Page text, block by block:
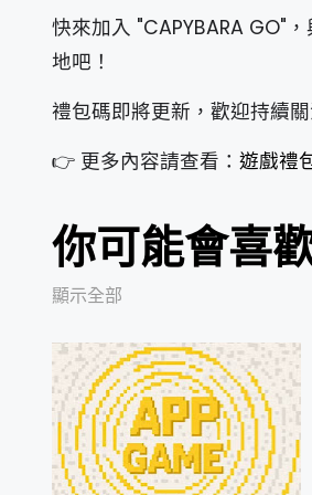
快來加入 "CAPYBARA GO"
地吧！
禮包碼即將更新，歡迎持續關
👉 更多內容請查看： 遊戲禮
你可能會喜
顯示全部